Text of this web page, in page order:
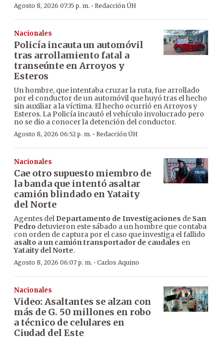
Agosto 8, 2026 07:35 p. m. · Redacción ÚH
Nacionales
Policía incauta un automóvil
tras arrollamiento fatal a
transeúnte en Arroyos y
Esteros
Un hombre, que intentaba cruzar la ruta, fue arrollado
por el conductor de un automóvil que huyó tras el hecho
sin auxiliar a la víctima. El hecho ocurrió en Arroyos y
Esteros. La Policía incautó el vehículo involucrado pero
no se dio a conocer la detención del conductor.
Agosto 8, 2026 06:52 p. m. · Redacción ÚH
Nacionales
Cae otro supuesto miembro de
la banda que intentó asaltar
camión blindado en Yataity
del Norte
Agentes del Departamento de Investigaciones de San
Pedro detuvieron este sábado a un hombre que contaba
con orden de captura por el caso que investiga el fallido
asalto a un camión transportador de caudales en
Yataity del Norte.
Agosto 8, 2026 06:07 p. m. · Carlos Aquino
Nacionales
Video: Asaltantes se alzan con
más de G. 50 millones en robo
a técnico de celulares en
Ciudad del Este